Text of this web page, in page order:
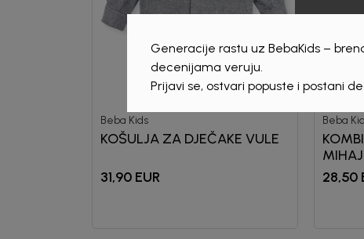
Beba Kids
KOŠULJA ZA DJEČAKE VULE
31,90 EUR
Beba
28,50
Generacije rastu uz BebaKids –
decenijama veruju.
Prijavi se, ostvari popuste i postani